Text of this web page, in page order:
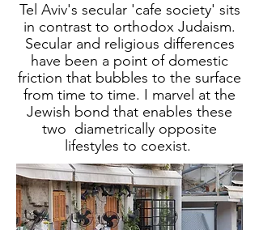
Tel Aviv's secular 'cafe society' sits
in contrast to orthodox Judaism.
Secular and religious differences
have been a point of domestic
friction that bubbles to the surface
from time to time. I marvel at the
Jewish bond that enables these
two diametrically opposite
lifestyles to coexist.